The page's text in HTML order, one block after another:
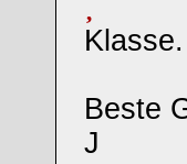
Beste
J